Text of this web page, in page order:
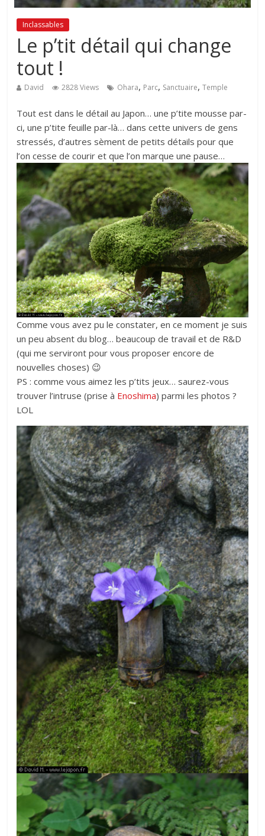
Inclassables
Le p’tit détail qui change
tout !
David 2828 Views Ohara, Parc, Sanctuaire,Temple
Tout est dans le détail au Japon… une p’tite mousse par-
ci, une p’tite feuille par-là… dans cette univers de gens
stressés, d’autres sèment de petits détails pour que
l’on cesse de courir et que l’on marque une pause…
Comme vous avez pu le constater, en ce moment je suis
un peu absent du blog… beaucoup de travail et de R&D
(qui me serviront pour vous proposer encore de
nouvelles choses) 😉
PS : comme vous aimez les p’tits jeux… saurez-vous
trouver l’intruse (prise à Enoshima) parmi les photos ?
LOL